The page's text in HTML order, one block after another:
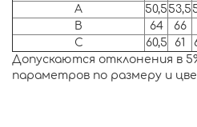
A
50,5 53,5
B
64 66
C
60,5 61
Допускаются отклонения в
параметров по размеру и